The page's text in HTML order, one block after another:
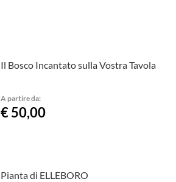
Il Bosco Incantato sulla Vostra Tavola
A partire da:
€ 50,00
Pianta di ELLEBORO